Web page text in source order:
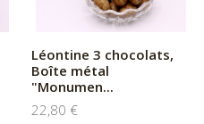
Léontine 3 chocolats,
Boîte métal
"Monumen...
22,80 €